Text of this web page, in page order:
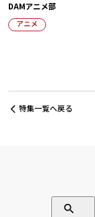
DAMアニメ部
アニメ
特集一覧へ戻る